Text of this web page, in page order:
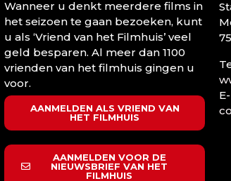
Wanneer u denkt meerdere films in
het seizoen te gaan bezoeken, kunt
u als ‘Vriend van het Filmhuis’ veel
geld besparen. Al meer dan 1100
vrienden van het filmhuis gingen u
voor.
AANMELDEN ALS VRIEND VAN
HET FILMHUIS
AANMELDEN VOOR DE
NIEUWSBRIEF VAN HET
FILMHUIS